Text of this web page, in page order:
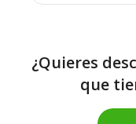
¿Quieres
que